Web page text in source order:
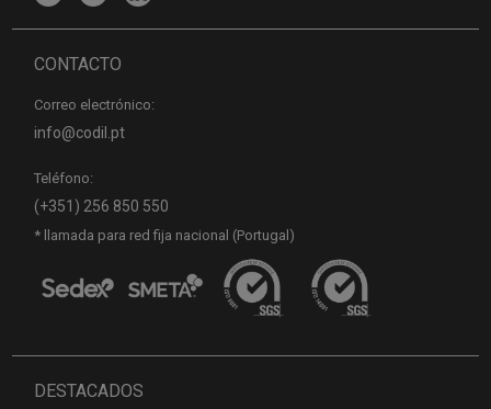
CONTACTO
Correo electrónico:
info@codil.pt
Teléfono:
(+351) 256 850 550
* llamada para red fija nacional (Portugal)
DESTACADOS